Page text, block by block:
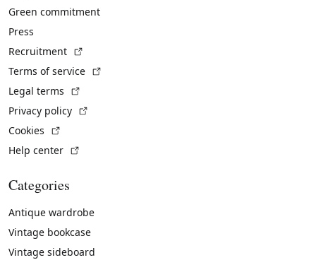
Green commitment
Press
Recruitment
Terms of service
Legal terms
Privacy policy
Cookies
Help center
Categories
Antique wardrobe
Vintage bookcase
Vintage sideboard